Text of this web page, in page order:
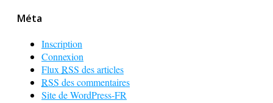
Méta
Inscription
Connexion
FluxRSS des articles
RSS des commentaires
Site de WordPress-FR